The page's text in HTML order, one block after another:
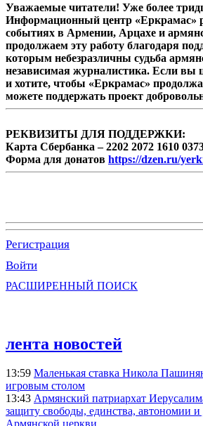
Уважаемые читатели! Уже более
Информационный центр «Еркрамас»
событиях в Армении, Арцахе и
продолжаем эту работу благодаря
которым небезразличны судьба
независимая журналистика. Если вы
и хотите, чтобы «Еркрамас»
можете поддержать проект
РЕКВИЗИТЫ ДЛЯ ПОДДЕРЖКИ:
Карта Сбербанка – 2202 2072 1610
Форма для донатов https://dzen.ru/
Регистрация
Войти
РАСШИРЕННЫЙ ПОИСК
лента новостей
13:59 Маленькая ставка Никола
игровым столом
13:43 Армянский патриархат
защиту свободы, единства, автономии и